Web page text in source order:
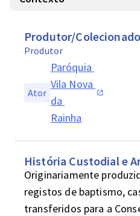
Produtor/
Produtor
Ator
Paróquia
Vila Nova
da
Rainha
História Custodial e
Originariamente
registos de baptismo,
transferidos para a